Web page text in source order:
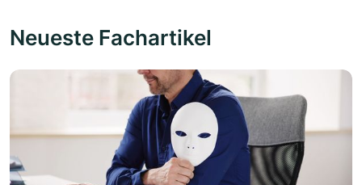
Neueste Fachartikel